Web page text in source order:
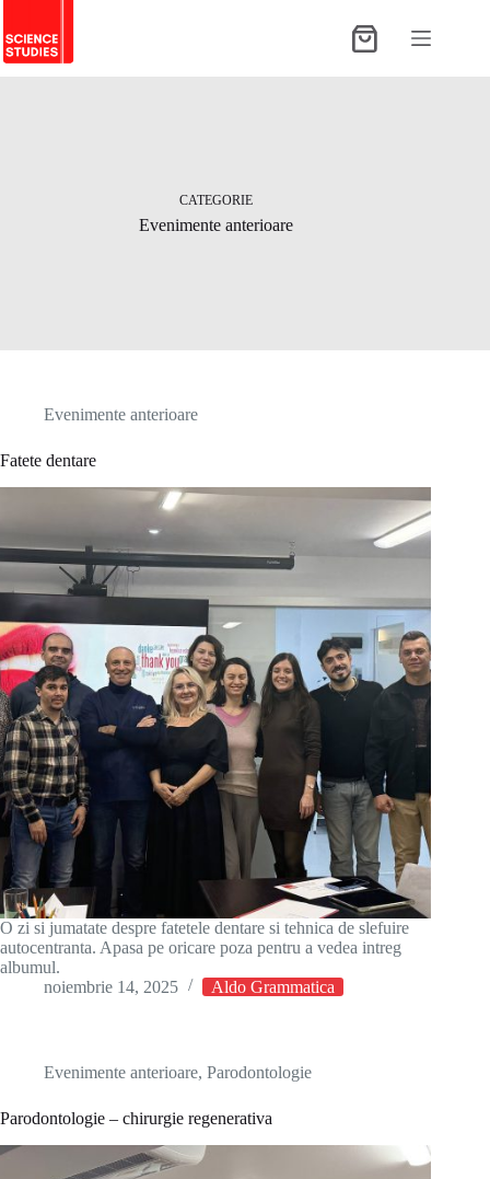
conținut
Coș
CATEGORIE
Evenimente anterioare
Evenimente anterioare
Fatete dentare
O zi si jumatate despre fatetele dentare si tehnica de slefuire
autocentranta. Apasa pe oricare poza pentru a vedea intreg
albumul.
noiembrie 14, 2025
Aldo Grammatica
Evenimente anterioare, Parodontologie
Parodontologie – chirurgie regenerativa